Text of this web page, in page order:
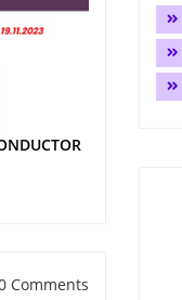
Comments